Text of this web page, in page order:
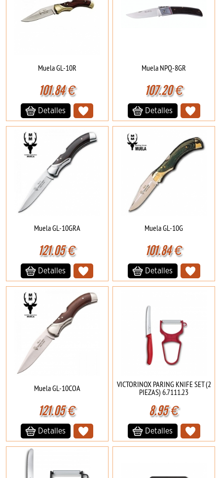
Muela GL-10R
101.84€
Detalles
Muela NPQ-8GR
107.20€
Detalles
Muela GL-10GRA
121.05€
Detalles
Muela GL-10G
101.84€
Detalles
Muela GL-10COA
121.05€
Detalles
VICTORINOX PARING KNIFE SET (2
PIEZAS) 6.7111.23
8.95€
Detalles